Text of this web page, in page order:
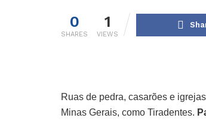
0
SHARES
1
VIEWS
Ruas de pedra, casarões e
Minas Gerais, como Tiradentes.